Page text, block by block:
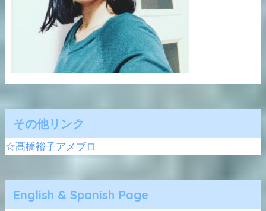
その他リンク
☆髙橋裕子アメブロ
English & Spanish Page